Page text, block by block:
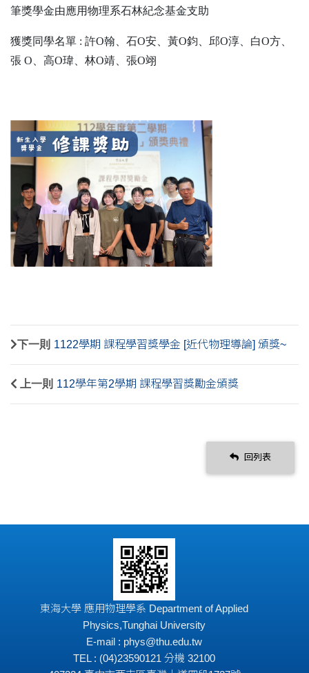
筆獎學金由應用物理系石林紀念基金支助
獲獎同學名單 : 許O翰、石O安、黃O鈞、邱O淳、白O方、
張 O、高O瑋、林O靖、張O翊
下一則 1122學期 課程學習獎學金 [近代物理導論] 頒獎~
上一則 112學年第2學期 課程學習獎勵金頒獎
回列表
東海大學 應用物理學系 Department of Applied
Physics,Tunghai University
E-mail : phys@thu.edu.tw
TEL : (04)23590121 分機 32100